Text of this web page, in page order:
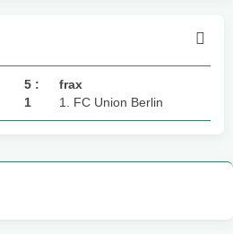
5 :
1
frax
1. FC Union Berlin